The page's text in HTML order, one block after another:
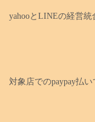
yahooとLINEの経営統
対象店でのpaypay払い